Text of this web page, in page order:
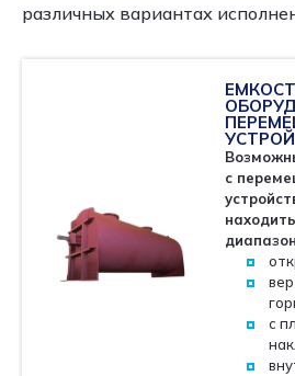
различных вариантах
с
с